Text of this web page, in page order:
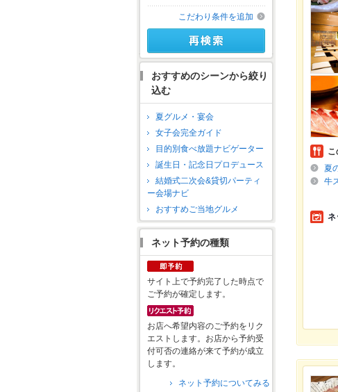
こだわり条件を追加
おすすめのシーンから絞り
込む
夏グルメ・宴会
女子会完全ガイド
目的別食べ放題ナビゲーター
誕生日・記念日プロデュース
結婚式二次会&貸切パーティ
ー会場ナビ
おすすめご当地グルメ
ネット予約の種類
サイト上で予約完了した時点で
ご予約が確定します。
お店へ希望内容のご予約をリク
エストします。お店から予約受
付可否の連絡が来て予約が成立
します。
ネット予約についてみる
こ
夏
牛
ネ